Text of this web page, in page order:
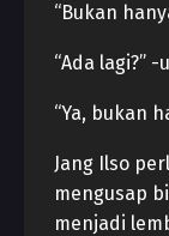
“Bukan
“Ada lagi?”
“Ya, bukan
Jang Ilso
mengusap
menjadi